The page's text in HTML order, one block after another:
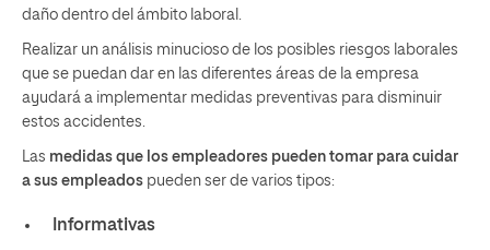
daño dentro del ámbito laboral.
Realizar un análisis minucioso de los posibles riesgos laborales
que se puedan dar en las diferentes áreas de la empresa
ayudará a implementar medidas preventivas para disminuir
estos accidentes.
Las medidas que los empleadores pueden tomar para cuidar
a sus empleados pueden ser de varios tipos:
Informativas